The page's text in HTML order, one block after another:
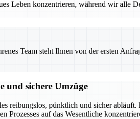
Leben konzentrieren, während wir alle
Team steht Ihnen von der ersten
und sichere Umzüge
reibungslos, pünktlich und sicher
auf das Wesentliche